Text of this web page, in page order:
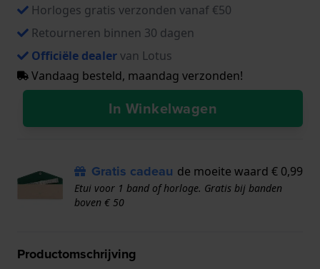
Horloges gratis verzonden vanaf €50
Retourneren binnen 30 dagen
Officiële dealervan Lotus
Vandaag besteld, maandag verzonden!
In Winkelwagen
Gratis cadeau de moeite waard € 0,99
Etui voor 1 band of horloge. Gratis bij banden
boven € 50
Productomschrijving